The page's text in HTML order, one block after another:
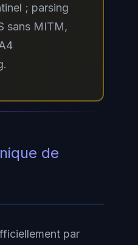
; parsing
sans MITM,
de
par